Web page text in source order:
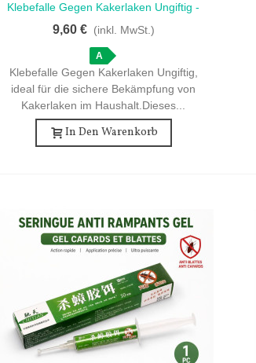
Schnellansicht
Klebefalle Gegen Kakerlaken Ungiftig -
Gelb 10 Stück
9,60 € (inkl. MwSt.)
A
Klebefalle Gegen Kakerlaken Ungiftig,
ideal für die sichere Bekämpfung von
Kakerlaken im Haushalt.Dieses...
In Den Warenkorb